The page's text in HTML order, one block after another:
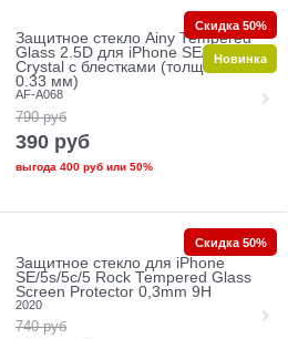
Защитное стекло Ainy Tempered
Glass 2.5D для iPhone SE/5/5c/5s
Crystal с блестками (толщина
0.33 мм)
AF-A068
790 руб
390 руб
выгода 400 рубили 50%
Скидка 50%
Новинка
Защитное стекло для iPhone
SE/5s/5с/5 Rock Tempered Glass
Screen Protector 0,3mm 9H
2020
740 руб
Скидка 50%